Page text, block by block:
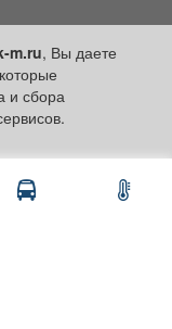
m.ru, Вы даете
и сбора
рекламы»,
и